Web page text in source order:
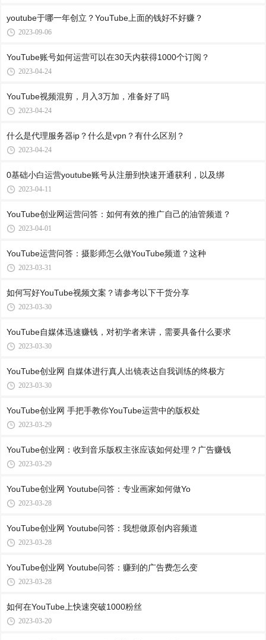
youtube于哪一年创立？YouTube上面的钱好不好赚？
2023-09-06
YouTube账号如何运营可以在30天内获得1000个订阅？
2023-04-24
YouTube视频混剪，月入3万加，准备好了吗
2023-04-24
什么是代理服务器ip？什么是vpn？有什么区别？
2023-04-24
0基础小白运营youtube账号从注册到快速开通获利，以及绑
2023-04-11
YouTube创业网运营问答：如何有效的推广自己的油管频道？
2023-04-01
YouTube运营问答：摄影师怎么做YouTube频道？这种
2023-03-31
如何写好YouTube视频文案？请参考以下干货分享
2023-03-30
YouTube自媒体迅速赚钱，对初学者来讲，需要具备什么要求
2023-03-30
YouTube创业网 自媒体进行真人出镜表达自我训练的终极方
2023-03-30
YouTube创业网 手把手教你YouTube运营中的版权处
2023-03-29
YouTube创业网：收到音乐版权主张应该如何处理？广告赚钱
2023-03-29
YouTube创业网 Youtube问答：专业画家如何做Yo
2023-03-28
YouTube创业网 Youtube问答：我想做原创内容频道
2023-03-28
YouTube创业网 Youtube问答：赚到的广告费怎么变
2023-03-28
如何在YouTube上快速突破1000粉丝
2023-03-20